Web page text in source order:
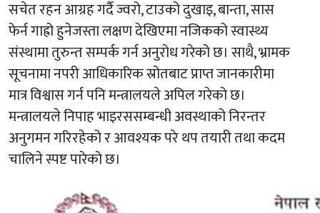
सचेत रहन आग्रह गर्दै ज्वरो, टाउको दुखाइ, बान्ता, सास
फेर्न गाह्रो हुनेजस्ता लक्षण देखिएमा नजिकको स्वास्थ्य
संस्थामा तुरुन्त सम्पर्क गर्न अनुरोध गरेको छ। साथै, भ्रामक
सूचनामा नपरी आधिकारिक स्रोतबाट प्राप्त जानकारीमा
मात्र विश्वास गर्न पनि मन्त्रालयले अपिल गरेको छ।
मन्त्रालयले निपाह भाइरससम्बन्धी अवस्थाको निरन्तर
अनुगमन गरिरहेको र आवश्यक परे थप तयारी तथा कदम
चालिने स्पष्ट पारेको छ।